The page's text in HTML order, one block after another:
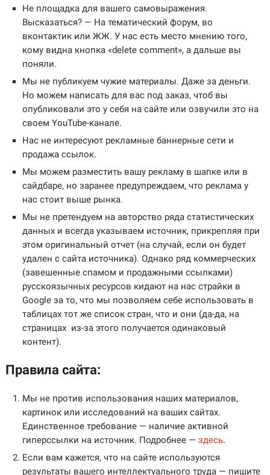
Не площадка для вашего самовыражения.
Высказаться? — На тематический форум, во
вконтактик или ЖЖ. У нас есть место мнению того,
кому видна кнопка «delete comment», а дальше вы
поняли.
Мы не публикуем чужие материалы. Даже за деньги.
Но можем написать для вас под заказ, чтоб вы
опубликовали это у себя на сайте или озвучили это на
своем YouTube-канале.
Нас не интересуют рекламные баннерные сети и
продажа ссылок.
Мы можем разместить вашу рекламу в шапке или в
сайдбаре, но заранее предупреждаем, что реклама у
нас стоит выше рынка.
Мы не претендуем на авторство ряда статистических
данных и всегда указываем источник, прикрепляя при
этом оригинальный отчет (на случай, если он будет
удален с сайта источника). Однако ряд коммерческих
(завешенные спамом и продажными ссылками)
русскоязычных ресурсов кидают на нас страйки в
Google за то, что мы позволяем себе использовать в
таблицах тот же список стран, что и они (да-да, на
страницах из-за этого получается одинаковый
контент).
Правила сайта:
Мы не против использования наших материалов,
картинок или исследований на ваших сайтах.
Единственное требование — наличие активной
гиперссылки на источник. Подробнее —здесь.
Если вам кажется, что на сайте используются
результаты вашего интеллектуального труда — пишите